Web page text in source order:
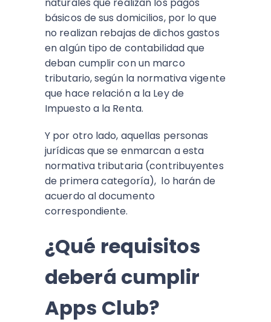
básicos de sus domicilios, por lo que
no realizan rebajas de dichos gastos
en algún tipo de contabilidad que
deban cumplir con un marco
tributario, según la normativa vigente
que hace relación a la Ley de
Impuesto a la Renta.
Y por otro lado, aquellas personas
jurídicas que se enmarcan a esta
normativa tributaria (contribuyentes
de primera categoría), lo harán de
acuerdo al documento
correspondiente.
¿Qué requisitos
deberá cumplir
Apps Club?